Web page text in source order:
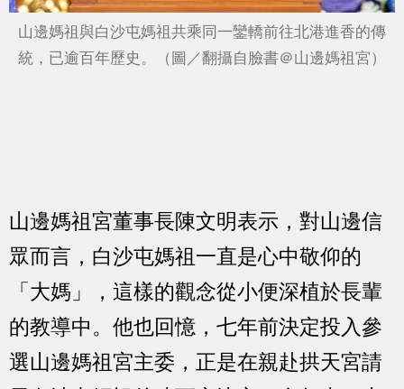
山邊媽祖與白沙屯媽祖共乘同一鑾轎前往北港進香的傳
統，已逾百年歷史。（圖／翻攝自臉書＠山邊媽祖宮）
山邊媽祖宮董事長陳文明表示，對山邊信
眾而言，白沙屯媽祖一直是心中敬仰的
「大媽」，這樣的觀念從小便深植於長輩
的教導中。他也回憶，七年前決定投入參
選山邊媽祖宮主委，正是在親赴拱天宮請